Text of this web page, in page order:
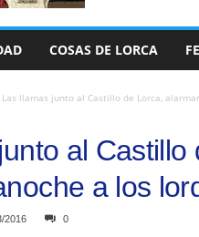
COSAS DE LORCA
Las llamas junto al Castillo de Lorca,
al Castillo
a los
2016 0